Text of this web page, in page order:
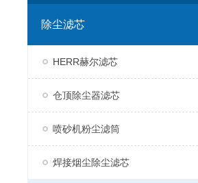
除尘滤芯
HERR赫尔滤芯
仓顶除尘器滤芯
喷砂机粉尘滤筒
焊接烟尘除尘滤芯